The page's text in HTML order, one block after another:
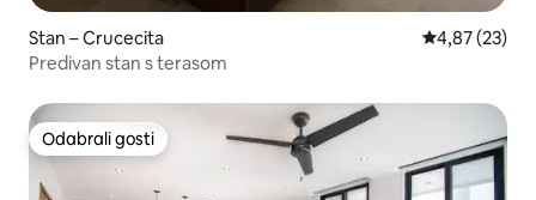
Stan – Crucecita Prosječna
4,87 (23)
Predivan stan s terasom
Odabrali gosti
Odabrali gosti